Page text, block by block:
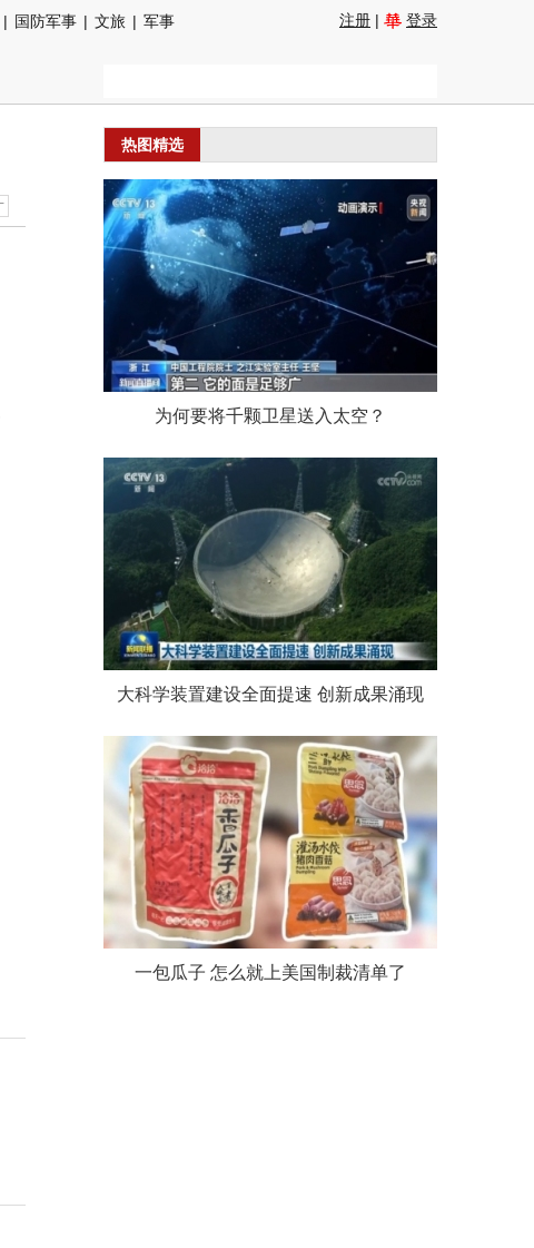
| 国防军事 | 文旅 | 军事
注册 | 登录
热图精选
为何要将千颗卫星送入太空？
大科学装置建设全面提速 创新成果涌现
一包瓜子 怎么就上美国制裁清单了